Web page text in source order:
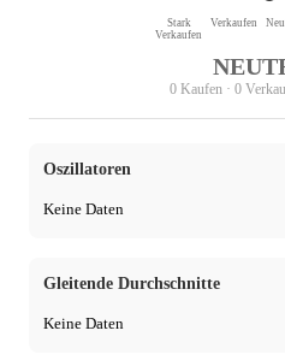
Stark
Verkaufen
Verkaufen
0 Kaufen · 0
Oszillatoren
Keine Daten
Gleitende Durchschnitte
Keine Daten